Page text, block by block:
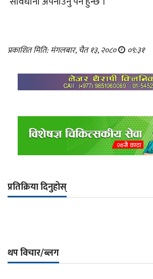
प्रकाशित मिति: मंगलबार, चैत १३, २०८० ०९:३१
प्रतिक्रिया दिनुहोस्
थप विचार/ब्लग